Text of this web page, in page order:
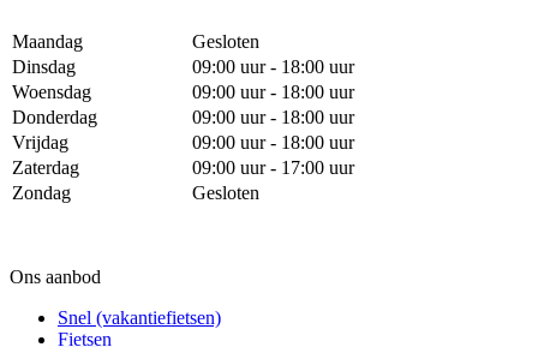
Maandag
Gesloten
Dinsdag
09:00 uur - 18:00 uur
Woensdag
09:00 uur - 18:00 uur
Donderdag
09:00 uur - 18:00 uur
Vrijdag
09:00 uur - 18:00 uur
Zaterdag
09:00 uur - 17:00 uur
Zondag
Gesloten
Ons aanbod
Snel (vakantiefietsen)
Fietsen